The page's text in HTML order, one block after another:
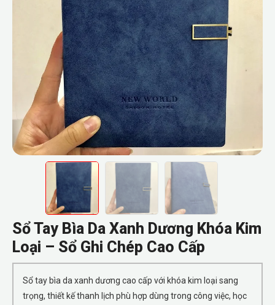
Sổ Tay Bìa Da Xanh Dương Khóa Kim
Loại – Sổ Ghi Chép Cao Cấp
Sổ tay bìa da xanh dương cao cấp với khóa kim loại sang
trọng, thiết kế thanh lịch phù hợp dùng trong công việc, học